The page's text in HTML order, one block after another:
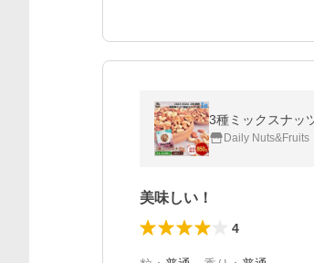
3種ミックスナッ
Daily Nuts&Fruits
美味しい！
4